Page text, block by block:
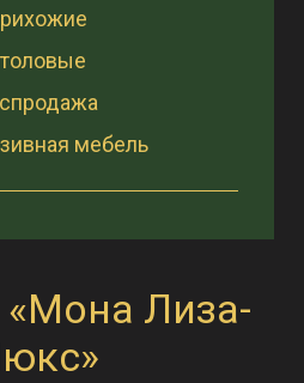
мебель
«Мона Лиза-